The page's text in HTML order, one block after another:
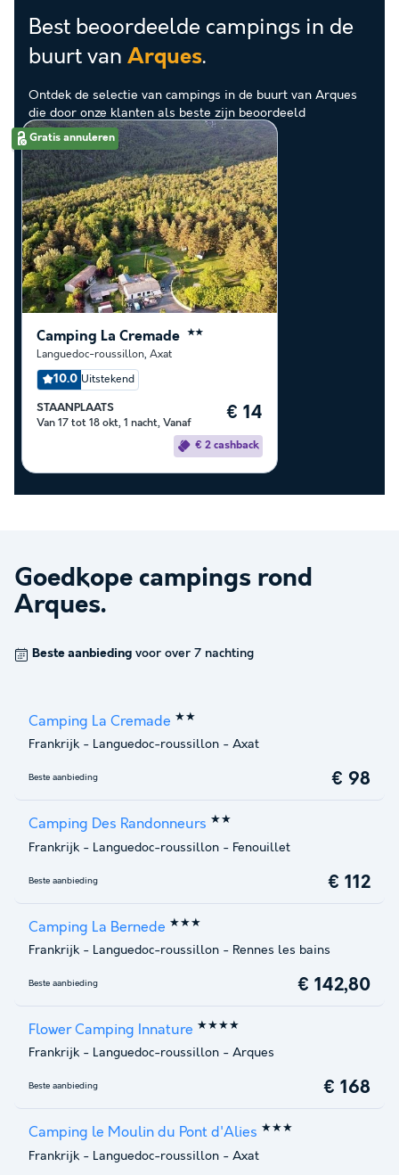
Best beoordeelde campings in de
buurt van Arques.
Ontdek de selectie van campings in de buurt van Arques
die door onze klanten als beste zijn beoordeeld
Gratis annuleren
Camping La Cremade ★★
Languedoc-roussillon, Axat
10.0 Uitstekend
STAANPLAATS
Van 17 tot 18 okt, 1 nacht, Vanaf
€ 14
€ 2 cashback
Goedkope campings rond
Arques.
Beste aanbieding voor over 7 nachting
Camping La Cremade ★★
Frankrijk - Languedoc-roussillon - Axat
Beste aanbieding € 98
Camping Des Randonneurs ★★
Frankrijk - Languedoc-roussillon - Fenouillet
Beste aanbieding € 112
Camping La Bernede ★★★
Frankrijk - Languedoc-roussillon - Rennes les bains
Beste aanbieding € 142,80
Flower Camping Innature ★★★★
Frankrijk - Languedoc-roussillon - Arques
Beste aanbieding € 168
Camping le Moulin du Pont d'Alies ★★★
Frankrijk - Languedoc-roussillon - Axat